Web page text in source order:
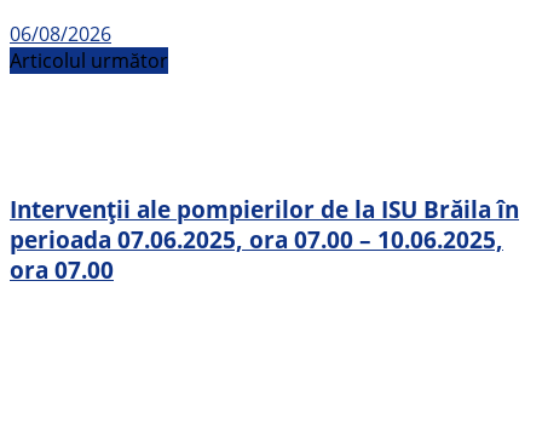
06/08/2026
Articolul următor
Intervenții ale pompierilor de la ISU Brăila în
perioada 07.06.2025, ora 07.00 – 10.06.2025,
ora 07.00